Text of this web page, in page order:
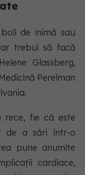
de inimă sau
trebui să facă
Glassberg,
Perelman
rece, fie că este
de a sări într-o
pune anumite
cardiace,